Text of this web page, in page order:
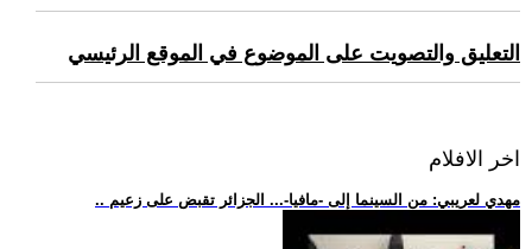
التعليق والتصويت على الموضوع في الموقع الرئيسي
اخر الافلام
.. مهدي لعريبي: من السينما إلى -مافيا-... الجزائر تقبض على زعيم